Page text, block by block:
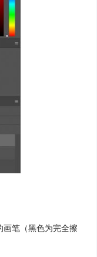
画笔（黑色为完全擦